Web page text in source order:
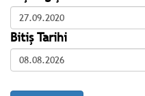
Bitiş Tarihi